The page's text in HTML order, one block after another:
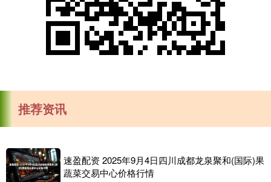
推荐资讯
速盈配资 2025年9月4日四川成都龙泉聚和(国际)果
蔬菜交易中心价格行情